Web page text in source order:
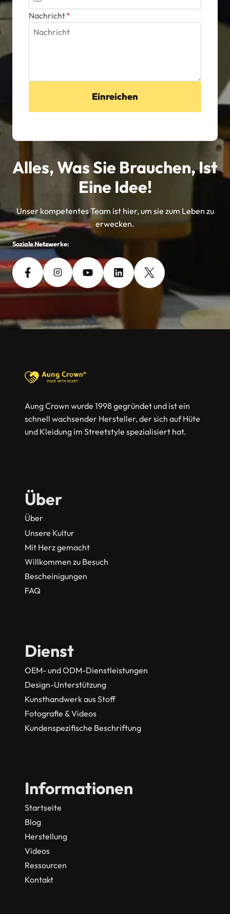
Nachricht*
Einreichen
Alles, Was Sie Brauchen, Ist
Eine Idee!
Unser kompetentes Team ist hier, um sie zum Leben zu
erwecken.
Soziale Netzwerke:
Aung Crown wurde 1998 gegründet und ist ein
schnell wachsender Hersteller, der sich auf Hüte
und Kleidung im Streetstyle spezialisiert hat.
Über
Über
Unsere Kultur
Mit Herz gemacht
Willkommen zu Besuch
Bescheinigungen
FAQ
Dienst
OEM- und ODM-Dienstleistungen
Design-Unterstützung
Kunsthandwerk aus Stoff
Fotografie & Videos
Kundenspezifische Beschriftung
Informationen
Startseite
Blog
Herstellung
Videos
Ressourcen
Kontakt